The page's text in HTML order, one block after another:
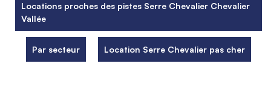
Locations proches des pistes Serre Chevalier Chevalier
Vallée
Par secteur Location Serre Chevalier pas cher